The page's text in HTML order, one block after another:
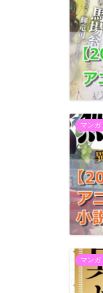
マンガ
マンガ